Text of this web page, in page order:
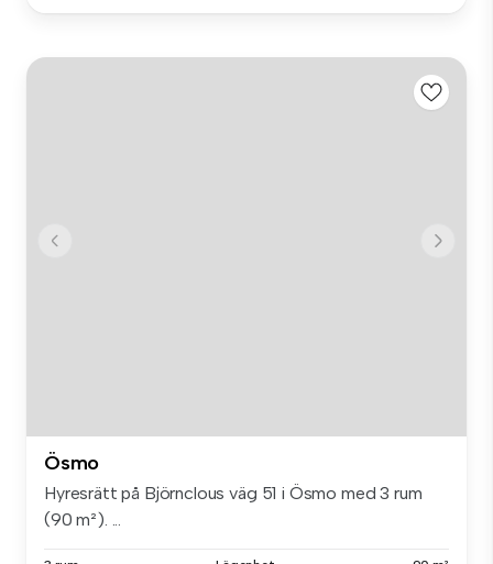
Ösmo
Hyresrätt på Björnclous väg 51 i Ösmo med 3 rum
(90 m²). ...